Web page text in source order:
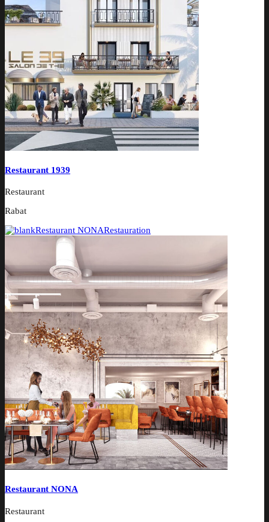
Restaurant 1939
Restaurant
Rabat
Restaurant NONARestauration
Restaurant NONA
Restaurant